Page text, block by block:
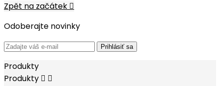
Zpět na začátek 
Odoberajte novinky
Prihlásiť sa
Produkty
Produkty  